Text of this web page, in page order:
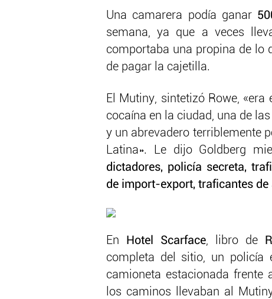
Una camarera podía ganar
semana, ya que a veces
comportaba una propina de lo
de pagar la cajetilla.
El Mutiny, sintetizó Rowe,
cocaína en la ciudad, una de
y un abrevadero terriblemente
Latina». Le dijo Goldberg
dictadores, policía secreta,
de import-export, traficantes de
En Hotel Scarface, libro de
completa del sitio, un policía
camioneta estacionada frente
los caminos llevaban al